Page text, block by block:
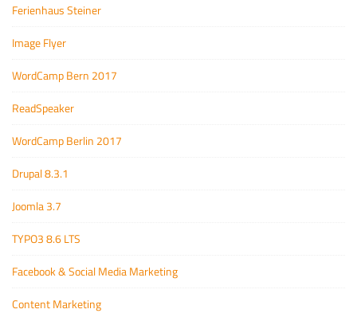
Ferienhaus Steiner
Image Flyer
WordCamp Bern 2017
ReadSpeaker
WordCamp Berlin 2017
Drupal 8.3.1
Joomla 3.7
TYPO3 8.6 LTS
Facebook & Social Media Marketing
Content Marketing